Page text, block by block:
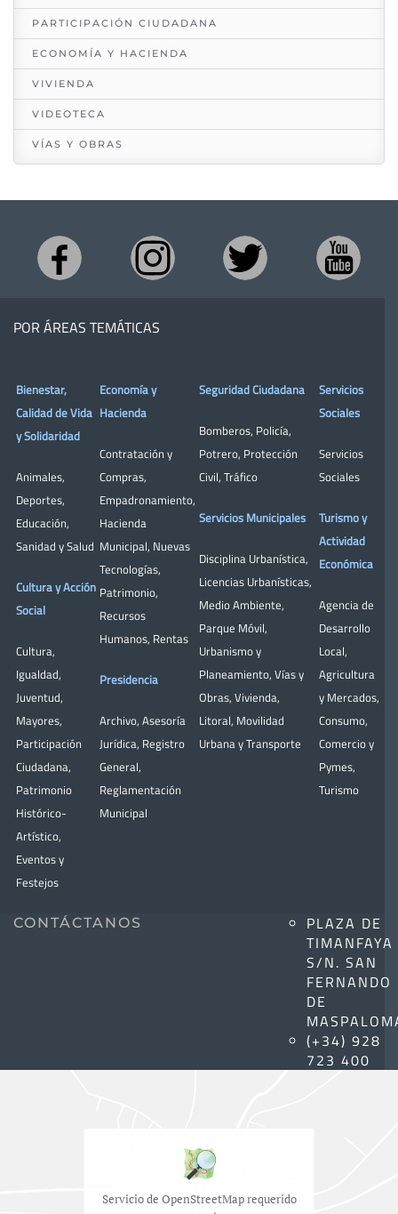
PARTICIPACIÓN CIUDADANA
ECONOMÍA Y HACIENDA
VIVIENDA
VIDEOTECA
VÍAS Y OBRAS
POR ÁREAS TEMÁTICAS
Bienestar,
Calidad de Vida
y Solidaridad
Animales,
Deportes,
Educación,
Sanidad y Salud
Cultura y Acción
Social
Cultura,
Igualdad,
Juventud,
Mayores,
Participación
Ciudadana,
Patrimonio
Histórico-
Artístico,
Eventos y
Festejos
Economía y
Hacienda
Contratación y
Compras,
Empadronamiento,
Hacienda
Municipal, Nuevas
Tecnologías,
Patrimonio,
Recursos
Humanos, Rentas
Presidencia
Archivo, Asesoría
Jurídica, Registro
General,
Reglamentación
Municipal
Seguridad Ciudadana
Bomberos, Policía,
Potrero, Protección
Civil, Tráfico
Servicios Municipales
Disciplina Urbanística,
Licencias Urbanísticas,
Medio Ambiente,
Parque Móvil,
Urbanismo y
Planeamiento, Vías y
Obras, Vivienda,
Litoral, Movilidad
Urbana y Transporte
Servicios
Sociales
Servicios
Sociales
Turismo y
Actividad
Económica
Agencia de
Desarrollo
Local,
Agricultura
y Mercados,
Consumo,
Comercio y
Pymes,
Turismo
CONTÁCTANOS
PLAZA DE
TIMANFAYA
S/N. SAN
FERNANDO
DE
(+34) 928
723 400
Servicio de OpenStreetMap requerido